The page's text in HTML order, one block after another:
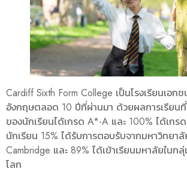
Cardiff Sixth Form College เป็นโรงเรียนเอ
อังกฤษตลอด 10 ปีที่ผ่านมา ด้วยผลการเรียน
ของนักเรียนได้เกรด A*-A และ 100% ได้เก
นักเรียน 15% ได้รับการตอบรับจากมหาวิทยา
Cambridge และ 89% ได้เข้าเรียนมหาลัยในก
โลก